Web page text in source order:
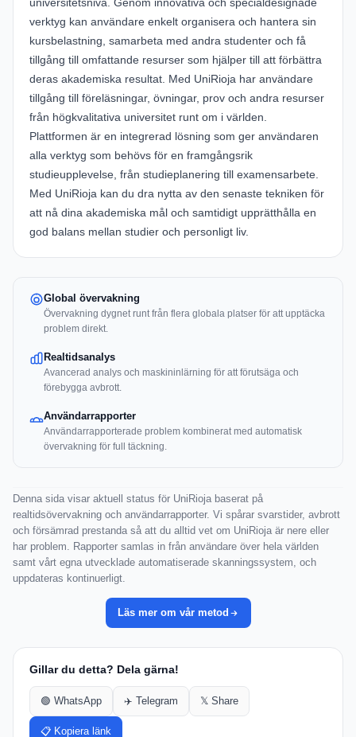
universitetsnivå. Genom innovativa och specialdesignade
verktyg kan användare enkelt organisera och hantera sin
kursbelastning, samarbeta med andra studenter och få
tillgång till omfattande resurser som hjälper till att förbättra
deras akademiska resultat. Med UniRioja har användare
tillgång till föreläsningar, övningar, prov och andra resurser
från högkvalitativa universitet runt om i världen.
Plattformen är en integrerad lösning som ger användaren
alla verktyg som behövs för en framgångsrik
studieupplevelse, från studieplanering till examensarbete.
Med UniRioja kan du dra nytta av den senaste tekniken för
att nå dina akademiska mål och samtidigt upprätthålla en
god balans mellan studier och personligt liv.
Global övervakning
Övervakning dygnet runt från flera globala platser för att upptäcka
problem direkt.
Realtidsanalys
Avancerad analys och maskininlärning för att förutsäga och
förebygga avbrott.
Användarrapporter
Användarrapporterade problem kombinerat med automatisk
övervakning för full täckning.
Denna sida visar aktuell status för UniRioja baserat på
realtidsövervakning och användarrapporter. Vi spårar svarstider, avbrott
och försämrad prestanda så att du alltid vet om UniRioja är nere eller
har problem. Rapporter samlas in från användare över hela världen
samt vårt egna utvecklade automatiserade skanningssystem, och
uppdateras kontinuerligt.
Läs mer om vår metod
Gillar du detta? Dela gärna!
🟢 WhatsApp ✈️ Telegram 𝕏 Share
📋 Kopiera länk